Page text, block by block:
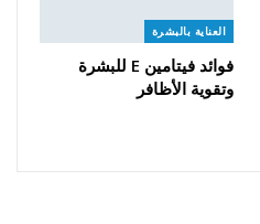
العناية بالبشرة
فوائد فيتامين E للبشرة
وتقوية الأظافر